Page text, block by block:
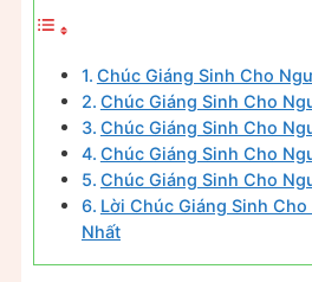
Chúc Giáng Sinh Cho
Chúc Giáng Sinh Cho
Chúc Giáng Sinh Cho
Chúc Giáng Sinh Cho
Chúc Giáng Sinh Cho
Lời Chúc Giáng Sinh
Nhất